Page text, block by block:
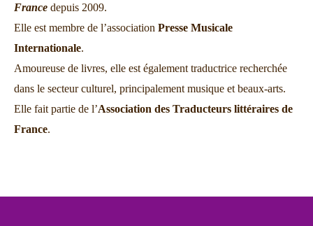
France depuis 2009.
Elle est membre de l’association Presse Musicale
Internationale.
Amoureuse de livres, elle est également traductrice recherchée
dans le secteur culturel, principalement musique et beaux-arts.
Elle fait partie de l’Association des Traducteurs littéraires de
France.